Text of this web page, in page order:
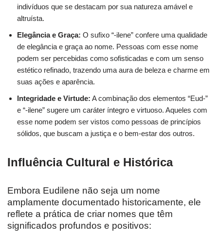
indivíduos que se destacam por sua natureza amável e
altruísta.
Elegância e Graça: O sufixo “-ilene” confere uma qualidade
de elegância e graça ao nome. Pessoas com esse nome
podem ser percebidas como sofisticadas e com um senso
estético refinado, trazendo uma aura de beleza e charme em
suas ações e aparência.
Integridade e Virtude: A combinação dos elementos “Eud-”
e “-ilene” sugere um caráter íntegro e virtuoso. Aqueles com
esse nome podem ser vistos como pessoas de princípios
sólidos, que buscam a justiça e o bem-estar dos outros.
Influência Cultural e Histórica
Embora Eudilene não seja um nome
amplamente documentado historicamente, ele
reflete a prática de criar nomes que têm
significados profundos e positivos: